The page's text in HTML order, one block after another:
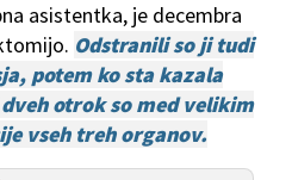
asistentka, je decembra
Odstranili so ji tudi
potem ko sta kazala
otrok so med velikim
vseh treh organov.